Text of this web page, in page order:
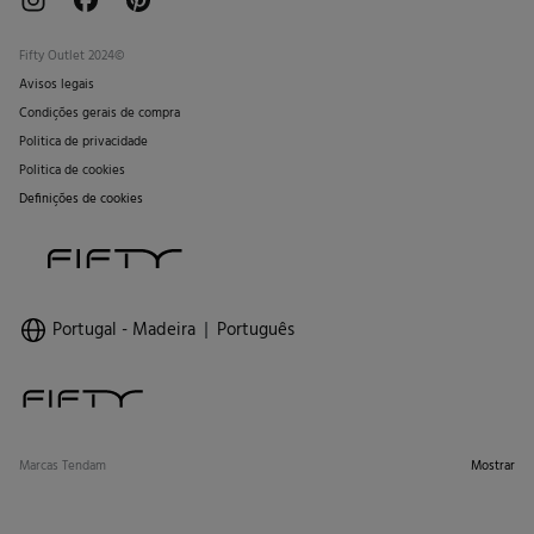
Fifty Outlet 2024©
Avisos legais
Condições gerais de compra
Politica de privacidade
Politica de cookies
Definições de cookies
Portugal - Madeira Português
Marcas Tendam Mostrar